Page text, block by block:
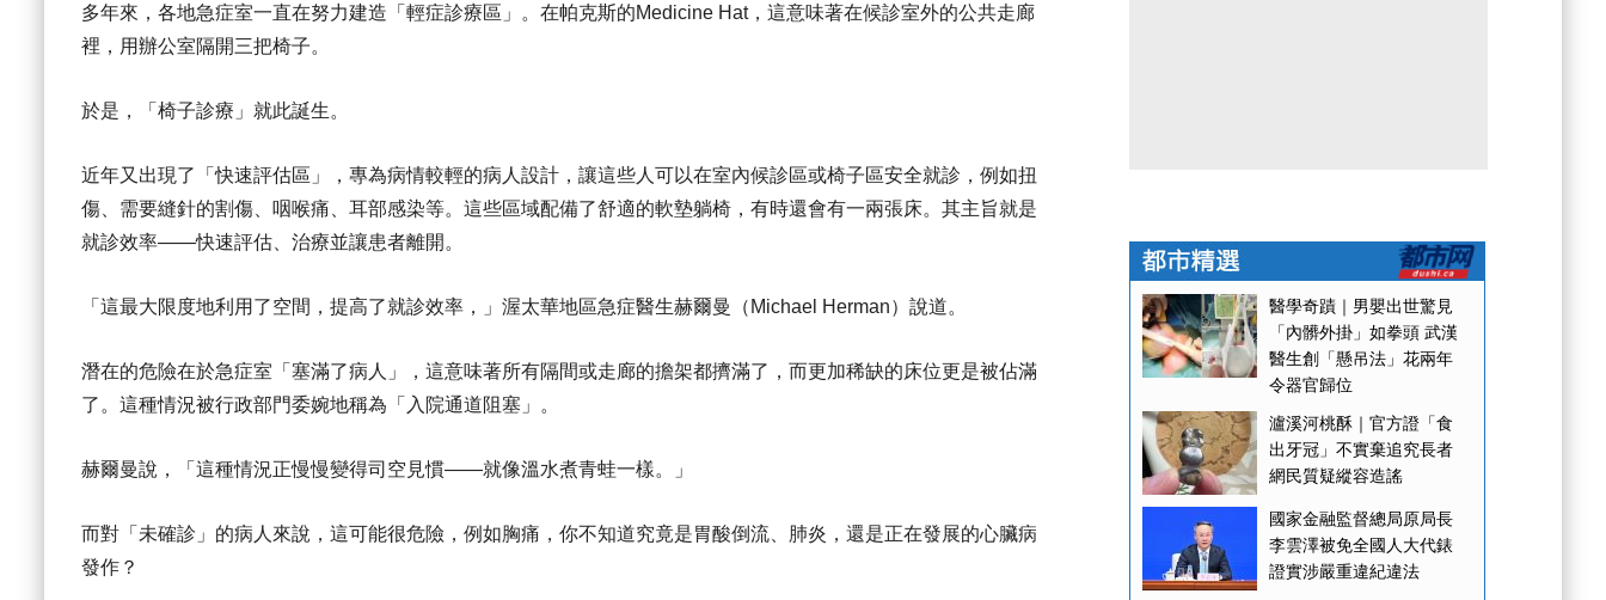
多年來，各地急症室一直在努力建造「輕症診療區」。在帕克斯的Medicine Hat，這意味著在候診室外的公共走廊
裡，用辦公室隔開三把椅子。
於是，「椅子診療」就此誕生。
近年又出現了「快速評估區」，專為病情較輕的病人設計，讓這些人可以在室內候診區或椅子區安全就診，例如扭
傷、需要縫針的割傷、咽喉痛、耳部感染等。這些區域配備了舒適的軟墊躺椅，有時還會有一兩張床。其主旨就是
就診效率——快速評估、治療並讓患者離開。
「這最大限度地利用了空間，提高了就診效率，」渥太華地區急症醫生赫爾曼（Michael Herman）說道。
潛在的危險在於急症室「塞滿了病人」，這意味著所有隔間或走廊的擔架都擠滿了，而更加稀缺的床位更是被佔滿
了。這種情況被行政部門委婉地稱為「入院通道阻塞」。
赫爾曼說，「這種情況正慢慢變得司空見慣——就像溫水煮青蛙一樣。」
而對「未確診」的病人來說，這可能很危險，例如胸痛，你不知道究竟是胃酸倒流、肺炎，還是正在發展的心臟病
發作？